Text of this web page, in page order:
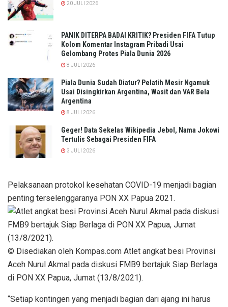
20 JULI 2026
PANIK DITERPA BADAI KRITIK? Presiden FIFA Tutup
Kolom Komentar Instagram Pribadi Usai
Gelombang Protes Piala Dunia 2026
8 JULI 2026
Piala Dunia Sudah Diatur? Pelatih Mesir Ngamuk
Usai Disingkirkan Argentina, Wasit dan VAR Bela
Argentina
8 JULI 2026
Geger! Data Sekelas Wikipedia Jebol, Nama Jokowi
Tertulis Sebagai Presiden FIFA
3 JULI 2026
Pelaksanaan protokol kesehatan COVID-19 menjadi bagian
penting terselenggaranya PON XX Papua 2021.
© Disediakan oleh Kompas.com Atlet angkat besi Provinsi
Aceh Nurul Akmal pada diskusi FMB9 bertajuk Siap Berlaga
di PON XX Papua, Jumat (13/8/2021).
“Setiap kontingen yang menjadi bagian dari ajang ini harus